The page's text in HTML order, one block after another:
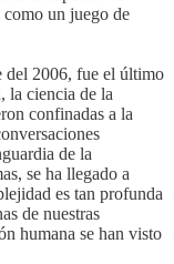
como un juego de
del 2006, fue el último
la ciencia de la
confinadas a la
de la
se ha llegado a
es tan profunda
de nuestras
humana se han visto